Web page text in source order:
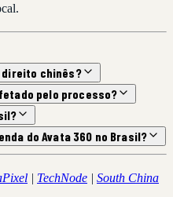
direito chinês?
pelo processo?
do Avata 360 no Brasil?
| TechNode | South China